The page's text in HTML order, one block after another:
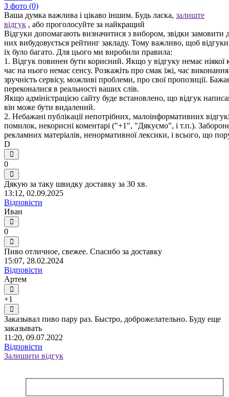
З фото (0)
Ваша думка важлива і цікаво іншим. Будь ласка, залиште
відгук , або проголосуйте за найкращий
Відгуки допомагають визначитися з вибором, звідки замовити
них вибудовується рейтинг закладу. Тому важливо, щоб
їх було багато. Для цього ми виробили правила:
1. Відгук повинен бути корисний. Якщо у відгуку немає ніякої
час на нього немає сенсу. Розкажіть про смак їжі, час
зручність сервісу, можливі проблеми, про свої пропозиції.
переконалися в реальності ваших слів.
Якщо адміністрацією сайту буде встановлено, що відгук
він може бути видалений.
2. Небажані публікації непотрібних, малоінформативних
помилок, некорисні коментарі ("+1", "Дякуємо", і т.п.).
рекламних матеріалів, ненормативної лексики, і всього, що
D
0
Дякую за таку швидку доставку за 30 хв.
13:12, 02.09.2025
Відповісти
Иван
0
Пиво отличное, свежее. Спасибо за доставку
15:07, 28.02.2024
Відповісти
Артем
+1
Заказывал пиво пару раз. Быстро, доброжелательно. Буду еще
заказывать
11:20, 09.07.2022
Відповісти
Залишити відгук